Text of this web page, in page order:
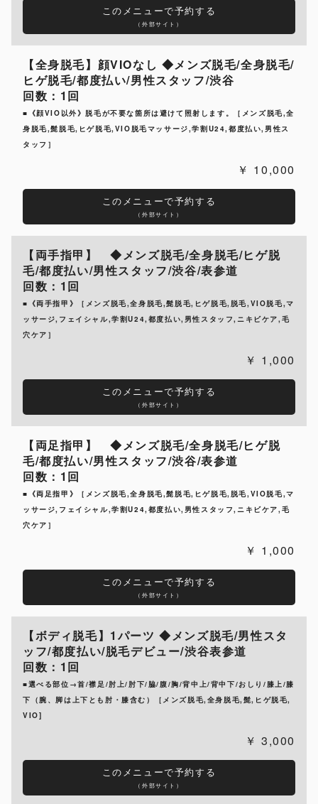
このメニューで予約する
（外部サイト）
【全身脱毛】顔VIOなし ◆メンズ脱毛/全身脱毛/
ヒゲ脱毛/都度払い/男性スタッフ/渋谷
回数：1回
■《顔VIO以外》脱毛が不要な箇所は避けて照射します。［メンズ脱毛,全
身脱毛,髭脱毛,ヒゲ脱毛,VIO脱毛マッサージ,学割U24,都度払い,男性ス
タッフ］
10,000
このメニューで予約する
（外部サイト）
【両手指甲】 ◆メンズ脱毛/全身脱毛/ヒゲ脱
毛/都度払い/男性スタッフ/渋谷/表参道
回数：1回
■《両手指甲》［メンズ脱毛,全身脱毛,髭脱毛,ヒゲ脱毛,脱毛,VIO脱毛,マ
ッサージ,フェイシャル,学割U24,都度払い,男性スタッフ,ニキビケア,毛
穴ケア］
1,000
このメニューで予約する
（外部サイト）
【両足指甲】 ◆メンズ脱毛/全身脱毛/ヒゲ脱
毛/都度払い/男性スタッフ/渋谷/表参道
回数：1回
■《両足指甲》［メンズ脱毛,全身脱毛,髭脱毛,ヒゲ脱毛,脱毛,VIO脱毛,マ
ッサージ,フェイシャル,学割U24,都度払い,男性スタッフ,ニキビケア,毛
穴ケア］
1,000
このメニューで予約する
（外部サイト）
【ボディ脱毛】1パーツ ◆メンズ脱毛/男性スタ
ッフ/都度払い/脱毛デビュー/渋谷表参道
回数：1回
■選べる部位→首/襟足/肘上/肘下/脇/腹/胸/背中上/背中下/おしり/膝上/膝
下（腕、脚は上下とも肘・膝含む）［メンズ脱毛,全身脱毛,髭,ヒゲ脱毛,
VIO]
3,000
このメニューで予約する
（外部サイト）